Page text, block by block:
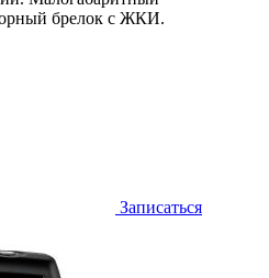
брелок с ЖКИ.
Записаться